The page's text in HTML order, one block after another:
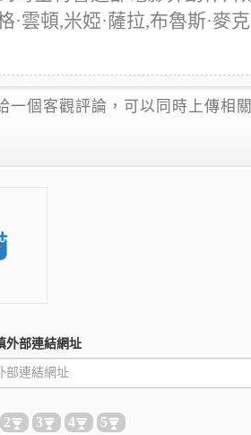
·雲頓,米婭·薩拉,布魯斯·麥
外部連結網址
2 3 4 5